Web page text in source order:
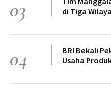
03
di Tiga
04
BRI Bekali
Usaha